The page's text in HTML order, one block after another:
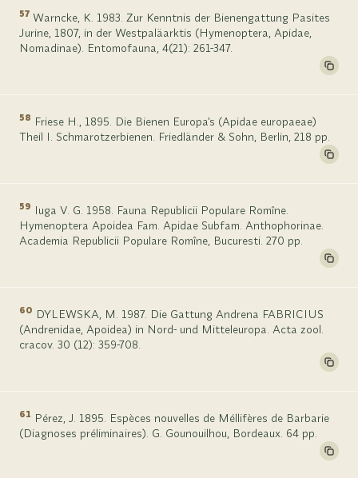
57 Warncke, K. 1983. Zur Kenntnis der Bienengattung Pasites
Jurine, 1807, in der Westpaläarktis (Hymenoptera, Apidae,
Nomadinae). Entomofauna, 4(21): 261-347.
58 Friese H., 1895. Die Bienen Europa's (Apidae europaeae)
Theil I. Schmarotzerbienen. Friedländer & Sohn, Berlin, 218 pp.
59 Iuga V. G. 1958. Fauna Republicii Populare Romîne.
Hymenoptera Apoidea Fam. Apidae Subfam. Anthophorinae.
Academia Republicii Populare Romîne, Bucuresti. 270 pp.
60 DYLEWSKA, M. 1987. Die Gattung Andrena FABRICIUS
(Andrenidae, Apoidea) in Nord- und Mitteleuropa. Acta zool.
cracov. 30 (12): 359-708.
61 Pérez, J. 1895. Espèces nouvelles de Méllifères de Barbarie
(Diagnoses préliminaires). G. Gounouilhou, Bordeaux. 64 pp.